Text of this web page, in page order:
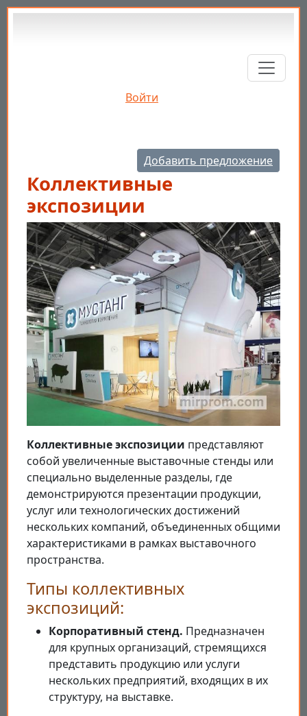
Перейти к основному содержанию
Войти
Добавить предложение
Коллективные
экспозиции
Коллективные экспозиции представляют
собой увеличенные выставочные стенды или
специально выделенные разделы, где
демонстрируются презентации продукции,
услуг или технологических достижений
нескольких компаний, объединенных общими
характеристиками в рамках выставочного
пространства.
Типы коллективных
экспозиций:
Корпоративный стенд. Предназначен
для крупных организаций, стремящихся
представить продукцию или услуги
нескольких предприятий, входящих в их
структуру, на выставке.